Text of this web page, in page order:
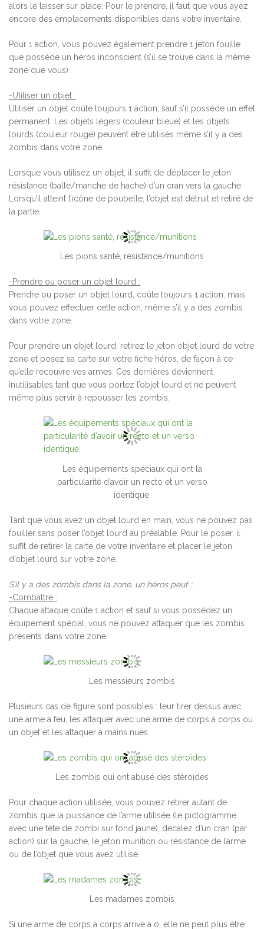
alors le laisser sur place. Pour le prendre, il faut que vous ayez
encore des emplacements disponibles dans votre inventaire.
Pour 1 action, vous pouvez également prendre 1 jeton fouille
que possède un héros inconscient (s’il se trouve dans la même
zone que vous).
-Utiliser un objet :
Utiliser un objet coûte toujours 1 action, sauf s’il possède un effet
permanent. Les objets légers (couleur bleue) et les objets
lourds (couleur rouge) peuvent être utilisés même s’il y a des
zombis dans votre zone.
Lorsque vous utilisez un objet, il suffit de déplacer le jeton
résistance (balle/manche de hache) d’un cran vers la gauche.
Lorsqu’il atteint l’icône de poubelle, l’objet est détruit et retiré de
la partie.
Les pions santé, résistance/munitions
-Prendre ou poser un objet lourd :
Prendre ou poser un objet lourd, coûte toujours 1 action, mais
vous pouvez effectuer cette action, même s’il y a des zombis
dans votre zone.
Pour prendre un objet lourd, retirez le jeton objet lourd de votre
zone et posez sa carte sur votre fiche héros, de façon à ce
qu’elle recouvre vos armes. Ces dernières deviennent
inutilisables tant que vous portez l’objet lourd et ne peuvent
même plus servir à repousser les zombis.
Les équipements spéciaux qui ont la
particularité d’avoir un recto et un verso
identique.
Tant que vous avez un objet lourd en main, vous ne pouvez pas
fouiller sans poser l’objet lourd au préalable. Pour le poser, il
suffit de retirer la carte de votre inventaire et placer le jeton
d’objet lourd sur votre zone.
S’il y a des zombis dans la zone, un héros peut :
-Combattre :
Chaque attaque coûte 1 action et sauf si vous possédez un
équipement spécial, vous ne pouvez attaquer que les zombis
présents dans votre zone.
Les messieurs zombis
Plusieurs cas de figure sont possibles : leur tirer dessus avec
une arme à feu, les attaquer avec une arme de corps à corps ou
un objet et les attaquer à mains nues.
Les zombis qui ont abusé des stéroïdes
Pour chaque action utilisée, vous pouvez retirer autant de
zombis que la puissance de l’arme utilisée (le pictogramme
avec une tête de zombi sur fond jaune), décalez d’un cran (par
action) sur la gauche, le jeton munition ou résistance de l’arme
ou de l’objet que vous avez utilisé.
Les madames zombis
Si une arme de corps à corps arrive à 0, elle ne peut plus être